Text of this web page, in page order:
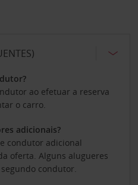
ao efetuar a reserva
o carro.
adicionais?
condutor adicional
oferta. Alguns alugueres
condutor.